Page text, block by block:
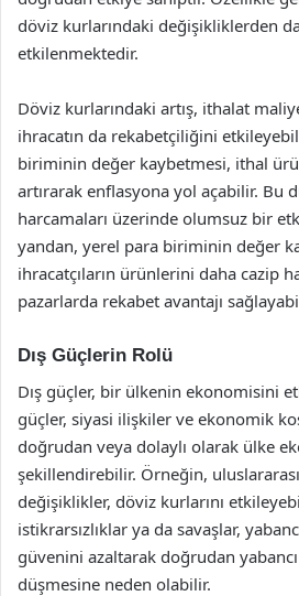
döviz kurlarındaki değişikliklerden
etkilenmektedir.
Döviz kurlarındaki artış, ithalat
ihracatın da rekabetçiliğini
biriminin değer kaybetmesi, ithal
artırarak enflasyona yol açabilir. Bu
harcamaları üzerinde olumsuz bir
yandan, yerel para biriminin değer
ihracatçıların ürünlerini daha cazip
pazarlarda rekabet avantajı
Dış Güçlerin Rolü
Dış güçler, bir ülkenin ekonomisini
güçler, siyasi ilişkiler ve ekonomik
doğrudan veya dolaylı olarak ülke
şekillendirebilir. Örneğin,
değişiklikler, döviz kurlarını
istikrarsızlıklar ya da savaşlar,
güvenini azaltarak doğrudan yabancı
düşmesine neden olabilir.